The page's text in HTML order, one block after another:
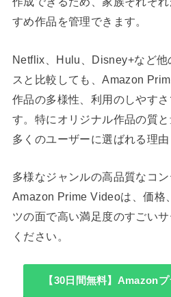
すめ作品を管理できます。
Netflix、Hulu、Disney+など
スと比較しても、Amazon
作品の多様性、利用のしやす
す。特にオリジナル作品の質と
多くのユーザーに選ばれる理由
多様なジャンルの高品質なコ
Amazon Prime Videoは、価格
ツの面で高い満足度のすごい
ください。
【30日間無料】Amazon